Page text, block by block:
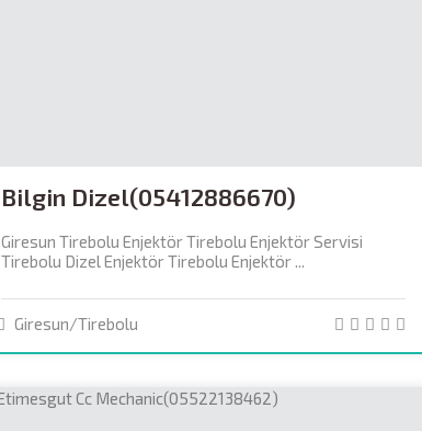
Bilgin Dizel(05412886670)
Giresun Tirebolu Enjektör Tirebolu Enjektör Servisi
Tirebolu Dizel Enjektör Tirebolu Enjektör ...
Giresun/Tirebolu